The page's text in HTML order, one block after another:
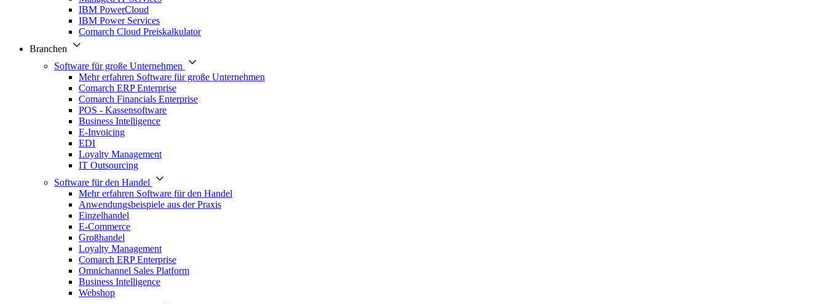
IBM PowerCloud
IBM Power Services
Comarch Cloud Preiskalkulator
Branchen
Software für große Unternehmen
Mehr erfahren Software für große Unternehmen
Comarch ERP Enterprise
Comarch Financials Enterprise
POS - Kassensoftware
Business Intelligence
E-Invoicing
EDI
Loyalty Management
IT Outsourcing
Software für den Handel
Mehr erfahren Software für den Handel
Anwendungsbeispiele aus der Praxis
Einzelhandel
E-Commerce
Großhandel
Loyalty Management
Comarch ERP Enterprise
Omnichannel Sales Platform
Business Intelligence
Webshop